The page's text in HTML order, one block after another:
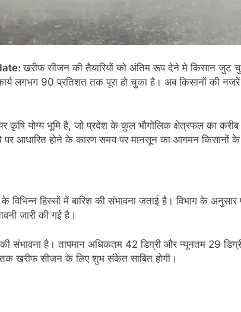
खरीफ सीजन की तैयारियों को अंतिम रूप देने मे किसान जुट चुके
लगभग 90 प्रतिशत तक पूरा हो चुका है। अब किसानों की नजरें
कृषि योग्य भूमि है, जो प्रदेश के कुल भौगोलिक क्षेत्रफल का
पर आधारित होने के कारण समय पर मानसून का आगमन किसानों के
हिस्सों में बारिश की संभावना जताई है। विभाग के
जारी की गई है।
है। तापमान अधिकतम 42 डिग्री और न्यूनतम 29
खरीफ सीजन के लिए शुभ संकेत साबित होगी।